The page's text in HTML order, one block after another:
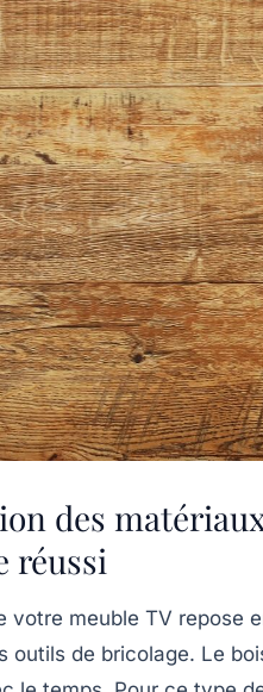
des
réussi
votre meuble TV repose
outils de bricolage. Le